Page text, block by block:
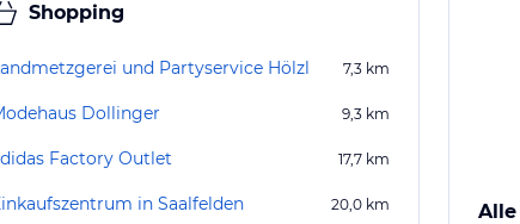
Shopping
und Partyservice Hölzl 7,3 km
Dollinger 9,3 km
Factory Outlet 17,7 km
in Saalfelden 20,0 km